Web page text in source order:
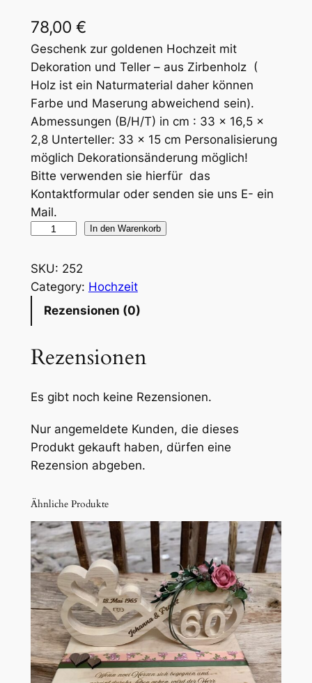
78,00 €
Geschenk zur goldenen Hochzeit mit
Dekoration und Teller – aus Zirbenholz (
Holz ist ein Naturmaterial daher können
Farbe und Maserung abweichend sein).
Abmessungen (B/H/T) in cm : 33 x 16,5 x
2,8 Unterteller: 33 x 15 cm Personalisierung
möglich Dekorationsänderung möglich!
Bitte verwenden sie hierfür das
Kontaktformular oder senden sie uns E- ein
Mail.
e
n
c
k
i
t
s
y
m
b
o
l
G
o
l
d
e
In den Warenkorb
SKU: 252
Category: Hochzeit
Rezensionen (0)
Rezensionen
Es gibt noch keine Rezensionen.
Nur angemeldete Kunden, die dieses
Produkt gekauft haben, dürfen eine
Rezension abgeben.
Ähnliche Produkte